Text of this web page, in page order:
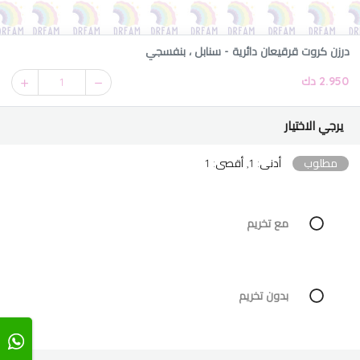
درزن كروت قرقيعان دائرية - سنابل ، بنفسجي
2.950 دك 1
يرجي الاختيار
مطلوب أدنى: 1, أقصى: 1
مع تخريم
بدون تخريم